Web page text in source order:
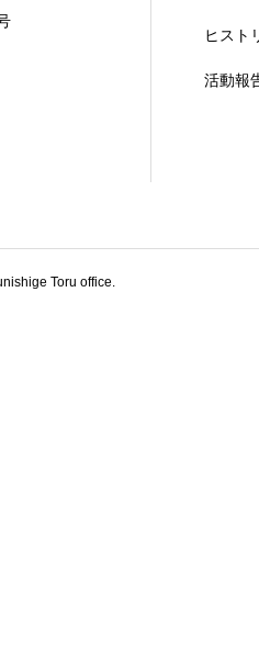
ヒスト
活動報
Toru office.